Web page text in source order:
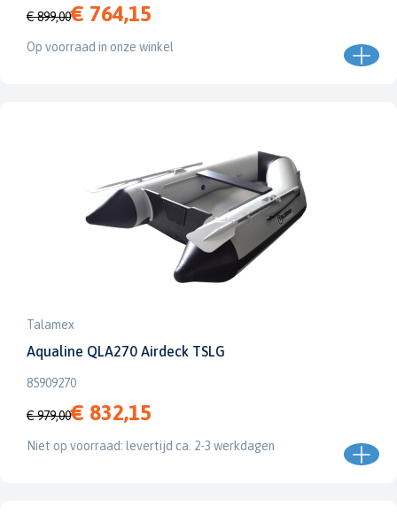
€ 899,00€ 764,15
Op voorraad in onze winkel
Talamex
Aqualine QLA270 Airdeck TSLG
85909270
€ 979,00€ 832,15
Niet op voorraad: levertijd ca. 2-3 werkdagen